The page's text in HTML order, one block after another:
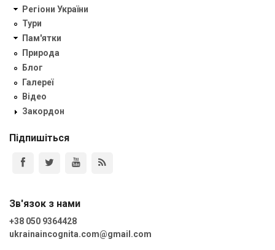
Регіони України
Тури
Пам'ятки
Природа
Блог
Галереї
Відео
Закордон
Підпишіться
Зв'язок з нами
+38 050 9364428
ukrainaincognita.com@gmail.com